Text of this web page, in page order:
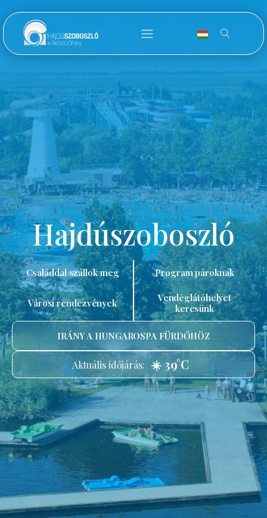
Hajdúszoboszló
Családdal szállok meg Program pároknak
Városi rendezvények
Vendéglátóhelyet
keresünk
IRÁNY A HUNGAROSPA FÜRDŐHÖZ
Aktuális időjárás: ☀️ 39°C